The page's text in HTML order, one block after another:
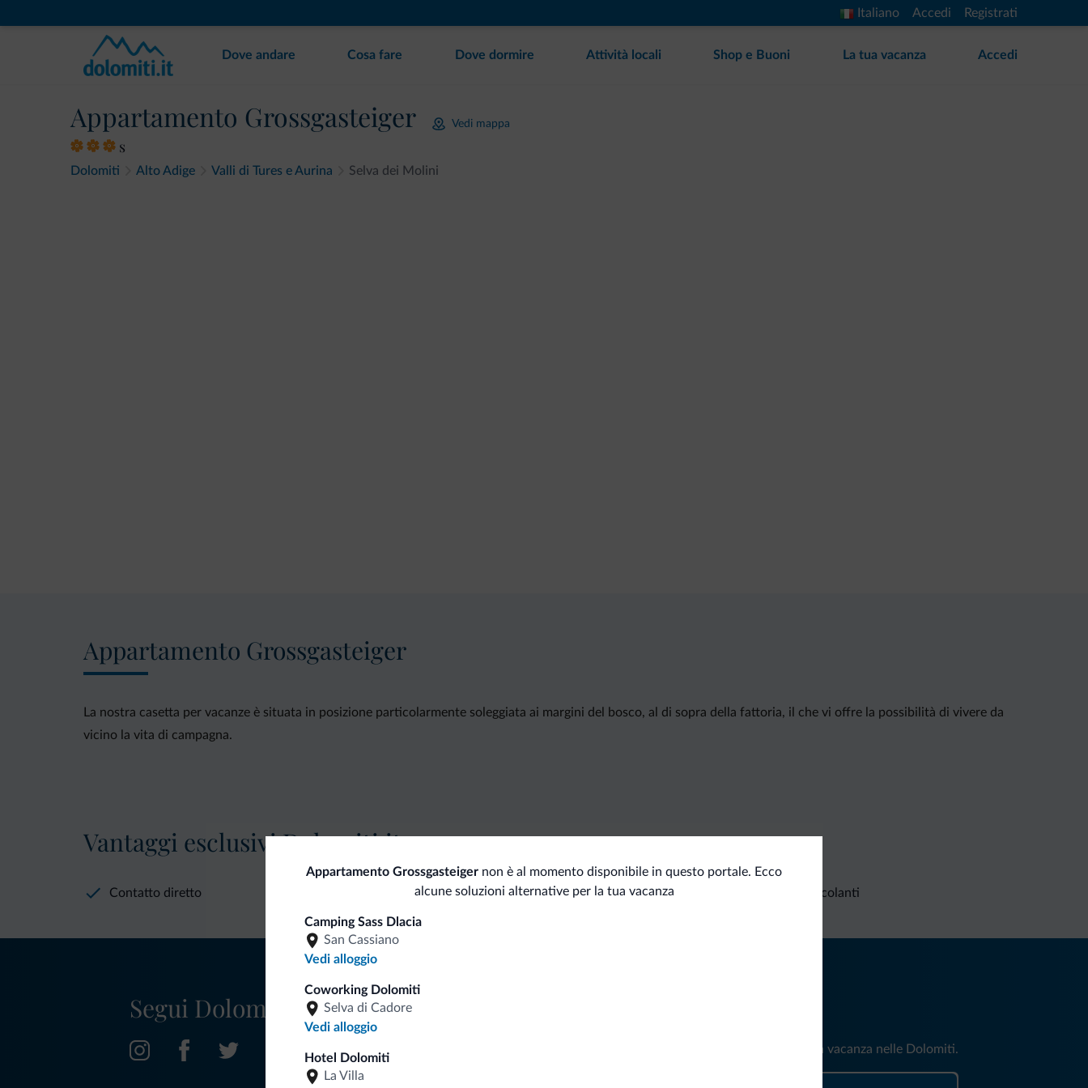
Italiano Accedi Registrati
Dove andare Cosa fare Dove dormire Attività locali Shop e Buoni La tua vacanza Accedi
Appartamento Grossgasteiger Vedi mappa
s
Dolomiti Alto Adige Valli di Tures e Aurina Selva dei Molini
Appartamento Grossgasteiger
La nostra casetta per vacanze è situata in posizione particolarmente soleggiata ai margini del bosco, al di sopra della fattoria, il che vi offre la possibilità di vivere da
vicino la vita di campagna.
Appartamento Grossgasteiger non è al momento disponibile in questo portale. Ecco
alcune soluzioni alternative per la tua vacanza
Camping Sass Dlacia
San Cassiano
Vedi alloggio
Coworking Dolomiti
Selva di Cadore
Vedi alloggio
Hotel Dolomiti
La Villa
Vantaggi esclusivi Dolomiti.it
Contatto diretto Tariffe vantaggiose Richieste non vincolanti
Segui Dolomiti.it
Riceverai informazioni, offerte esclusive e news per la tua vacanza nelle Dolomiti.